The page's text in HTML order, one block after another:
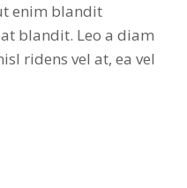
enim blandit
blandit. Leo a diam
ridens vel at, ea vel